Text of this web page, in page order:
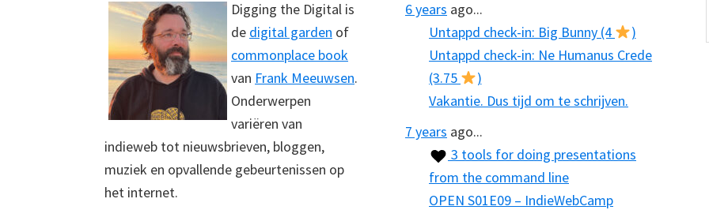
Digging the Digital is
de digital garden of
commonplace book
van Frank Meeuwsen.
Onderwerpen
variëren van
indieweb tot nieuwsbrieven, bloggen,
muziek en opvallende gebeurtenissen op
het internet.
6 years ago...
Untappd check-in: Big Bunny (4
)
Untappd check-in: Ne Humanus Crede
(3.75
)
Vakantie. Dus tijd om te schrijven.
7 years ago...
3 tools for doing presentations
from the command line
OPEN S01E09 – IndieWebCamp